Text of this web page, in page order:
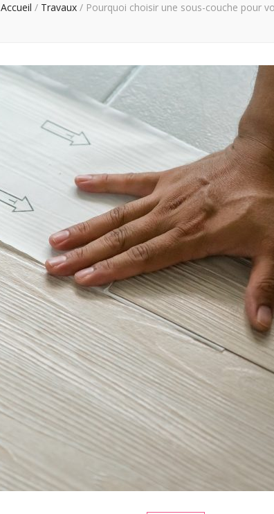
Accueil / Travaux / Pourquoi choisir une sous-couche pour